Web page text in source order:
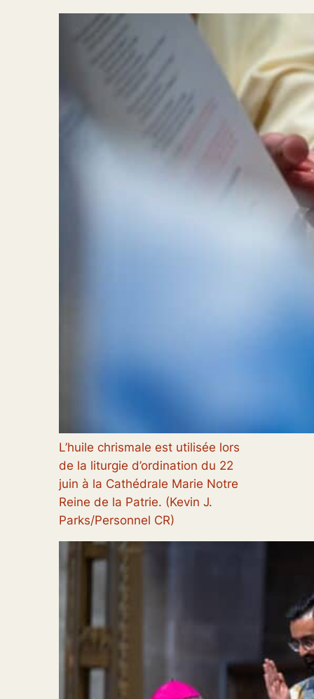
L’huile chrismale est utilisée lors
de la liturgie d’ordination du 22
juin à la Cathédrale Marie Notre
Reine de la Patrie. (Kevin J.
Parks/Personnel CR)